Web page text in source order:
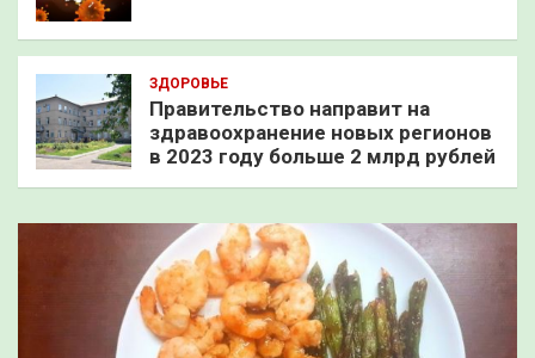
ЗДОРОВЬЕ
Правительство направит на
здравоохранение новых регионов
в 2023 году больше 2 млрд рублей